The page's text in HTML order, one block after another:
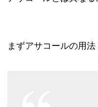
まずアサコールの用法